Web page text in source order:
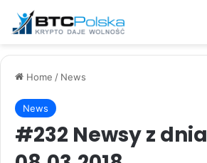
Home / News
News
#232 Newsy z dnia